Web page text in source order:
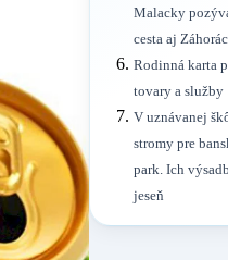
Malacky
cesta aj
Rodinná karta
tovary a služby
V uznávanej
stromy pre
park. Ich
jeseň